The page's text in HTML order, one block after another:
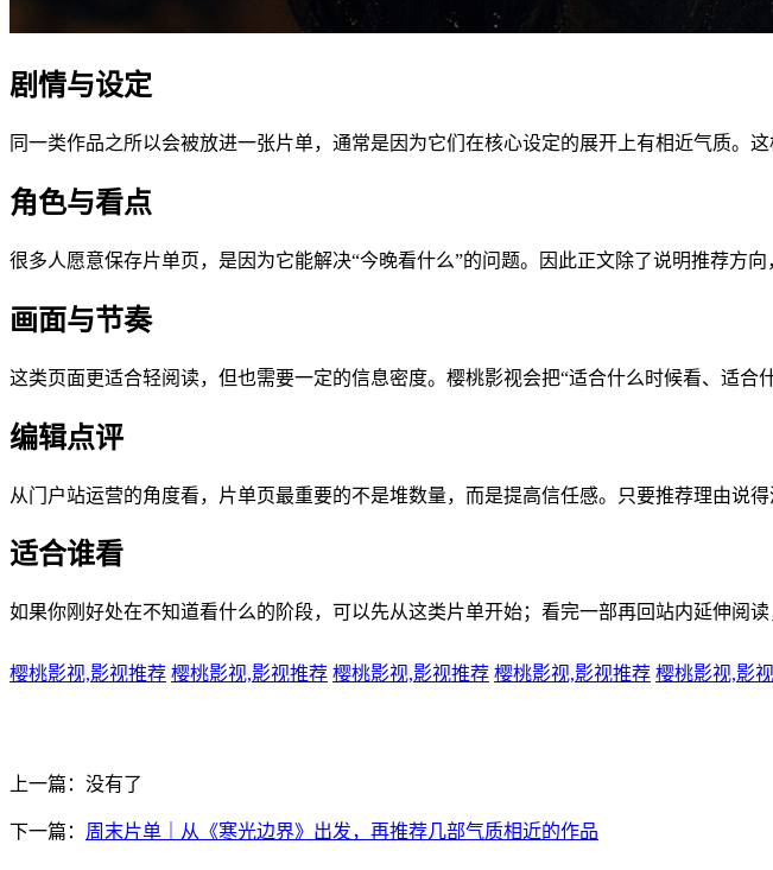
剧情与设定
同一类作品之所以会被放进一张片单，通常是因为它们在核心设定的展开上有相近气质。
角色与看点
很多人愿意保存片单页，是因为它能解决“今晚看什么”的问题。因此正文除了说明推荐方
画面与节奏
这类页面更适合轻阅读，但也需要一定的信息密度。樱桃影视会把“适合什么时候看、适合
编辑点评
从门户站运营的角度看，片单页最重要的不是堆数量，而是提高信任感。只要推荐理由说得
适合谁看
如果你刚好处在不知道看什么的阶段，可以先从这类片单开始；看完一部再回站内延伸阅读
樱桃影视,影视推荐 樱桃影视,影视推荐 樱桃影视,影视推荐 樱桃影视,影视推荐 樱桃影视,影
上一篇：没有了
下一篇： 周末片单｜从《寒光边界》出发，再推荐几部气质相近的作品